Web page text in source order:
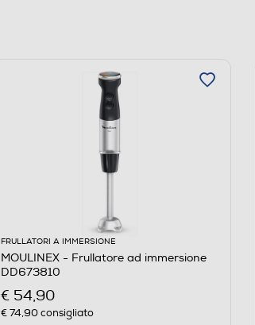
FRULLATORI A IMMERSIONE
MOULINEX - Frullatore ad immersione
DD673810
€ 54,90
€ 74,90consigliato